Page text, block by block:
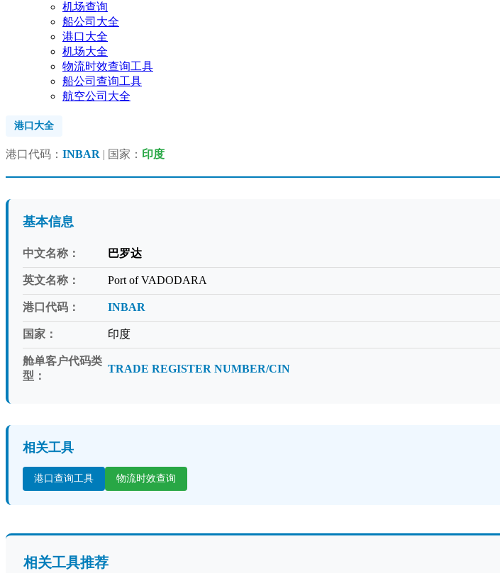
机场查询
船公司大全
港口大全
机场大全
物流时效查询工具
船公司查询工具
航空公司大全
港口大全
港口代码： INBAR | 国家： 印度
基本信息
中文名称： 巴罗达
英文名称： Port of VADODARA
港口代码： INBAR
国家： 印度
舱单客户代码类
型：
TRADE REGISTER NUMBER/CIN
相关工具
港口查询工具 物流时效查询
相关工具推荐